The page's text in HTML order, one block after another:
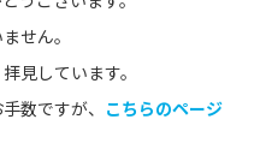
せん。
見しています。
数ですが、 こちらのページ